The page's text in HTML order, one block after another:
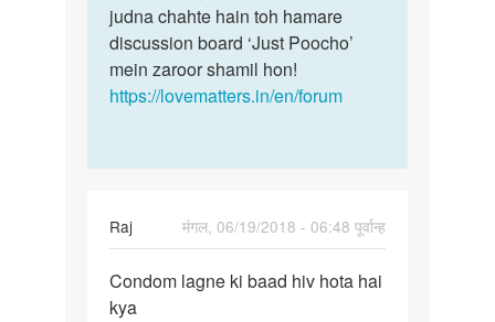
se
sex
kiya…
by
judna chahte hain toh hamare
discussion board ‘Just Poocho’
mein zaroor shamil hon!
https://lovematters.in/en/forum
Raj
मंगल, 06/19/2018 - 06:48 पूर्वान्ह
Condom
lagne
Condom lagne ki baad hiv hota hai
kya